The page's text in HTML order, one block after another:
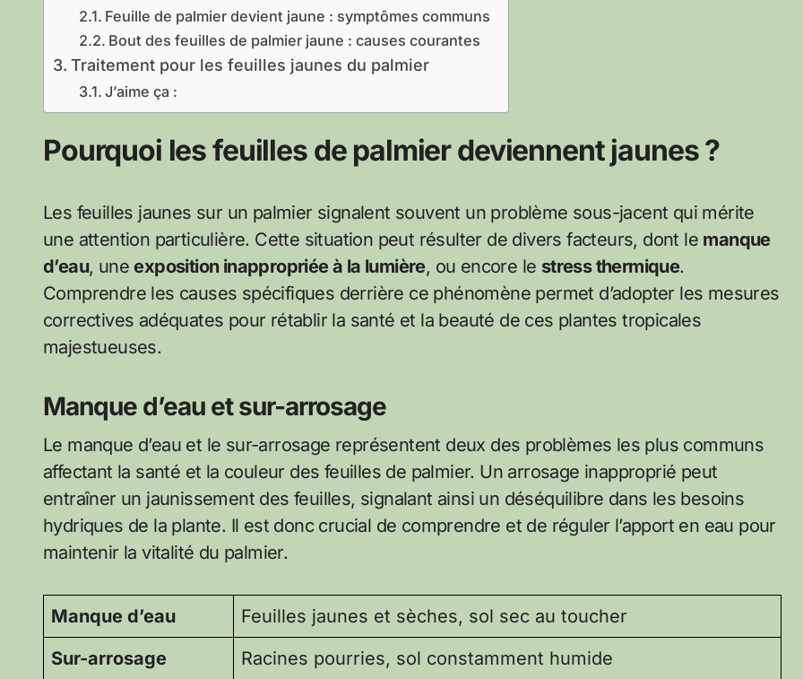
Feuille de palmier devient jaune : symptômes communs
Bout des feuilles de palmier jaune : causes courantes
Traitement pour les feuilles jaunes du palmier
J’aime ça :
Pourquoi les feuilles de palmier deviennent jaunes ?
Les feuilles jaunes sur un palmier signalent souvent un problème sous-jacent qui mérite
une attention particulière. Cette situation peut résulter de divers facteurs, dont le manque
d’eau, uneexposition inappropriée à la lumière, ou encore le stress thermique.
Comprendre les causes spécifiques derrière ce phénomène permet d’adopter les mesures
correctives adéquates pour rétablir la santé et la beauté de ces plantes tropicales
majestueuses.
Manque d’eau et sur-arrosage
Le manque d’eau et le sur-arrosage représentent deux des problèmes les plus communs
affectant la santé et la couleur des feuilles de palmier. Un arrosage inapproprié peut
entraîner un jaunissement des feuilles, signalant ainsi un déséquilibre dans les besoins
hydriques de la plante. Il est donc crucial de comprendre et de réguler l’apport en eau pour
maintenir la vitalité du palmier.
Manque d’eau
Feuilles jaunes et sèches, sol sec au toucher
Sur-arrosage
Racines pourries, sol constamment humide